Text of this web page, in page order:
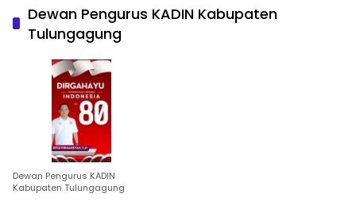
Dewan Pengurus KADIN Kabupaten
Tulungagung
Dewan Pengurus KADIN
Kabupaten Tulungagung